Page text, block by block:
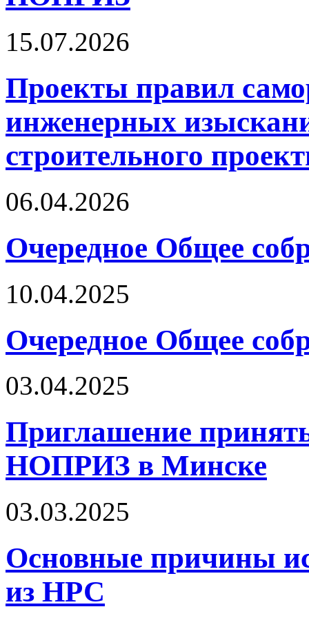
15.07.2026
Проекты правил
инженерных
строительного
06.04.2026
Очередное Общее
10.04.2025
Очередное Общее
03.04.2025
Приглашение
НОПРИЗ в Минске
03.03.2025
Основные причины
из НРС